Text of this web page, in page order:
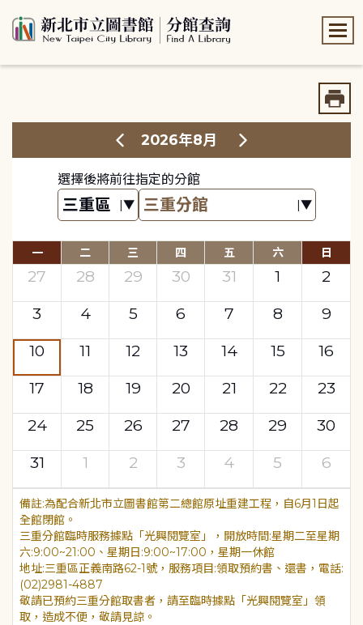
2026年8月
選擇後將前往指定的分館
一 二 三 四 五 六 日
27 28 29 30 31 1
2
3
4 5 6 7 8
9
10
11 12 13 14 15
16
17
18 19 20 21 22
23
24
25 26 27 28 29
30
31
1 2 3 4 5 6
為配合新北市立圖書館第二總館原址重建工程，自6月1日起
全館閉館。
三重分館臨時服務據點「光興閱覽室」，開放時間:星期二至星期
六:9:00~21:00、星期日:9:00~17:00，星期一休館
地址:三重區正義南路62-1號，服務項目:領取預約書、還書，電話:
(02)2981-4887
敬請已預約三重分館取書者，請至臨時據點「光興閱覽室」領
取，造成不便，敬請見諒。